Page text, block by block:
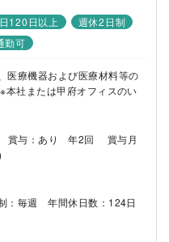
120日以上
週休2日制
勤可
医療機器および医療材料等の
本社または甲府オフィスのい
賞与：あり 年2回 賞与月
：毎週 年間休日数：124日